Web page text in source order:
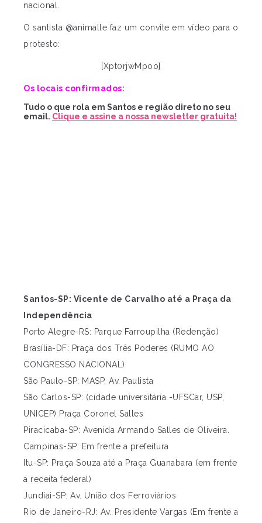
nacional.
O santista @animalle faz um convite em vídeo para o
protesto:
[Xpt0rjwMpoo]
Os locais confirmados:
Tudo o que rola em Santos e região direto no seu
email. Clique e assine a nossa newsletter gratuita!
Santos-SP: Vicente de Carvalho até a Praça da
Independência
Porto Alegre-RS: Parque Farroupilha (Redenção)
Brasília-DF: Praça dos Três Poderes (RUMO AO
CONGRESSO NACIONAL)
São Paulo-SP: MASP, Av. Paulista
São Carlos-SP: (cidade universitária -UFSCar, USP,
UNICEP) Praça Coronel Salles
Piracicaba-SP: Avenida Armando Salles de Oliveira.
Campinas-SP: Em frente a prefeitura
Itu-SP: Praça Souza até a Praça Guanabara (em frente
a receita federal)
Jundíai-SP: Av. União dos Ferroviários
Rio de Janeiro-RJ: Av. Presidente Vargas (Em frente a